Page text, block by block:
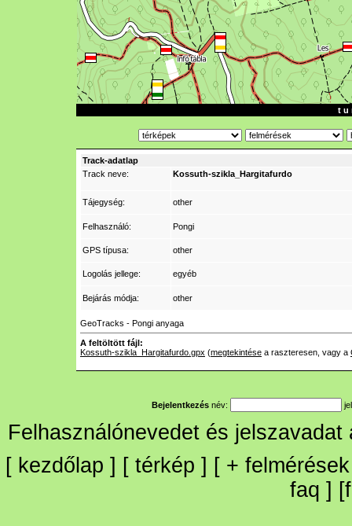
t u
Track-adatlap
Track neve:
Kossuth-szikla_Hargitafurdo
Tájegység: other
Felhasználó: Pongi
GPS típusa: other
Logolás jellege: egyéb
Bejárás módja: other
GeoTracks - Pongi anyaga
A feltöltött fájl:
Kossuth-szikla_Hargitafurdo.gpx (megtekintése a raszteresen, vagy a
Bejelentkezés név:
Felhasználónevedet és
[ kezdőlap ] [ térkép ] [ + felmérések
faq ] [